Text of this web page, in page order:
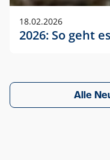
18.02.2026
2026: So geht
Alle